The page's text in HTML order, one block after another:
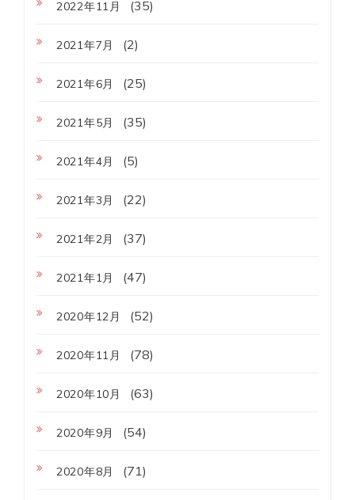
2022年11月 (35)
2021年7月 (2)
2021年6月 (25)
2021年5月 (35)
2021年4月 (5)
2021年3月 (22)
2021年2月 (37)
2021年1月 (47)
2020年12月 (52)
2020年11月 (78)
2020年10月 (63)
2020年9月 (54)
2020年8月 (71)